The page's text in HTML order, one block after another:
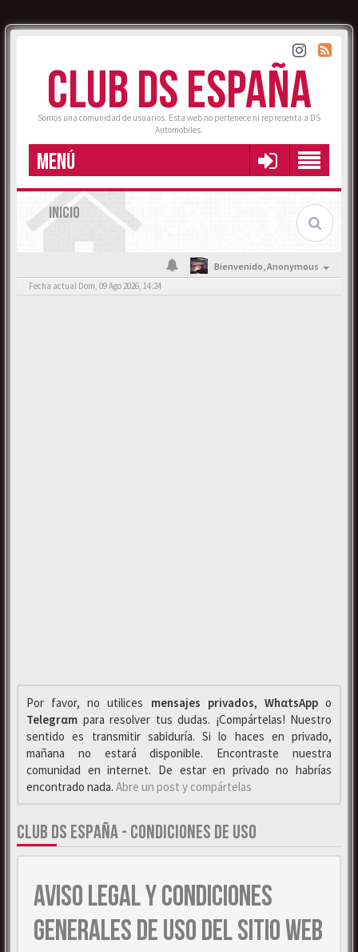
CLUB DS ESPAÑA
Somos una comunidad de usuarios. Esta web no pertenece ni representa a DS
Automobiles.
MENÚ
INICIO
Bienvenido,Anonymous
Fecha actual Dom, 09 Ago 2026, 14:24
Por favor, no utilices mensajes privados, WhαtsAppo
Telegrαm para resolver tus dudas. ¡Compártelas! Nuestro
sentido es transmitir sabiduría. Si lo haces en privado,
mañana no estará disponible. Encontraste nuestra
comunidad en internet. De estar en privado no habrías
encontrado nada. Abre un post y compártelas
CLUB DS ESPAÑA - CONDICIONES DE USO
AVISO LEGAL Y CONDICIONES
GENERALES DE USO DEL SITIO WEB